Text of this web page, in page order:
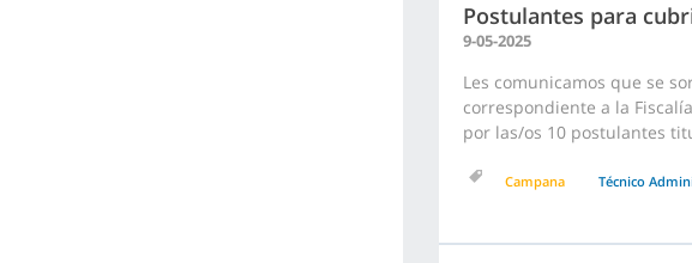
Postulantes para
9-05-2025
Les comunicamos que se
correspondiente a la
por las/os 10 postulantes
Campana Técnico